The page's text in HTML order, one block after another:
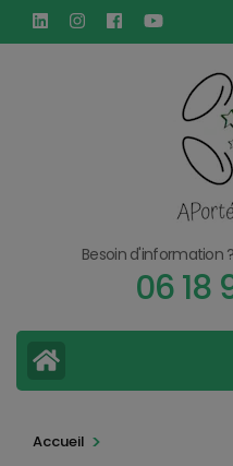
principal
Aller
au
Besoin d'information
06 18
Accueil >